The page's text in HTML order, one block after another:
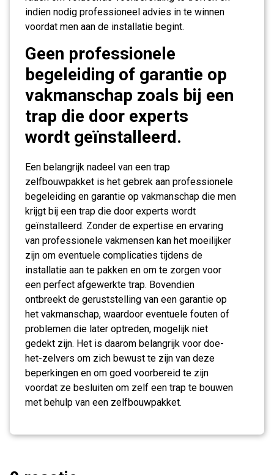
indien nodig professioneel advies in te winnen
voordat men aan de installatie begint.
Geen professionele
begeleiding of garantie op
vakmanschap zoals bij een
trap die door experts
wordt geïnstalleerd.
Een belangrijk nadeel van een trap
zelfbouwpakket is het gebrek aan professionele
begeleiding en garantie op vakmanschap die men
krijgt bij een trap die door experts wordt
geïnstalleerd. Zonder de expertise en ervaring
van professionele vakmensen kan het moeilijker
zijn om eventuele complicaties tijdens de
installatie aan te pakken en om te zorgen voor
een perfect afgewerkte trap. Bovendien
ontbreekt de geruststelling van een garantie op
het vakmanschap, waardoor eventuele fouten of
problemen die later optreden, mogelijk niet
gedekt zijn. Het is daarom belangrijk voor doe-
het-zelvers om zich bewust te zijn van deze
beperkingen en om goed voorbereid te zijn
voordat ze besluiten om zelf een trap te bouwen
met behulp van een zelfbouwpakket.